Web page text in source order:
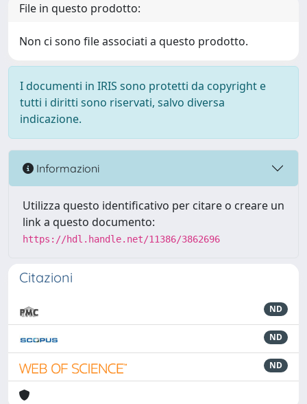
File in questo prodotto:
Non ci sono file associati a questo prodotto.
I documenti in IRIS sono protetti da copyright e
tutti i diritti sono riservati, salvo diversa
indicazione.
Informazioni
Utilizza questo identificativo per citare o creare un
link a questo documento:
https://hdl.handle.net/11386/3862696
Citazioni
ND
ND
ND